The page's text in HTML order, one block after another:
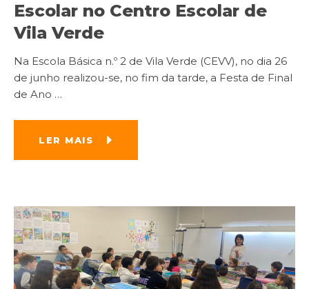
Escolar no Centro Escolar de
Vila Verde
Na Escola Básica n.º 2 de Vila Verde (CEVV), no dia 26
de junho realizou-se, no fim da tarde, a Festa de Final
de Ano …
LER MAIS